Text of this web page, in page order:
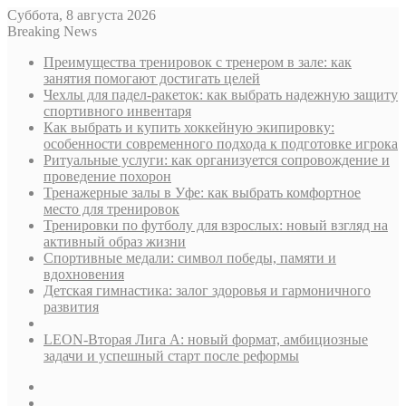
Суббота, 8 августа 2026
Breaking News
Преимущества тренировок с тренером в зале: как
занятия помогают достигать целей
Чехлы для падел-ракеток: как выбрать надежную защиту
спортивного инвентаря
Как выбрать и купить хоккейную экипировку:
особенности современного подхода к подготовке игрока
Ритуальные услуги: как организуется сопровождение и
проведение похорон
Тренажерные залы в Уфе: как выбрать комфортное
место для тренировок
Тренировки по футболу для взрослых: новый взгляд на
активный образ жизни
Спортивные медали: символ победы, памяти и
вдохновения
Детская гимнастика: залог здоровья и гармоничного
развития
LEON-Вторая Лига А: новый формат, амбициозные
задачи и успешный старт после реформы